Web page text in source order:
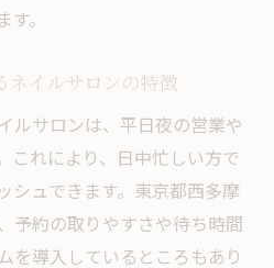
。
ネイルサロンの特徴
ルサロンは、平日夜の営業や
これにより、日中忙しい方で
シュできます。東京都西多摩
予約の取りやすさや待ち時間
を導入しているところもあり